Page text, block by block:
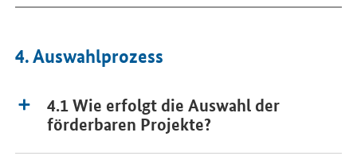
4. Auswahlprozess
4.1 Wie erfolgt die Auswahl der
förderbaren Projekte?